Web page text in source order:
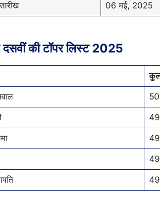
06 मई, 2025
दसवीं की टॉपर लिस्ट 2025